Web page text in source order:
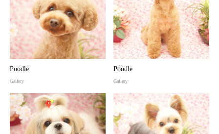
Poodle
Gallery
Poodle
Gallery